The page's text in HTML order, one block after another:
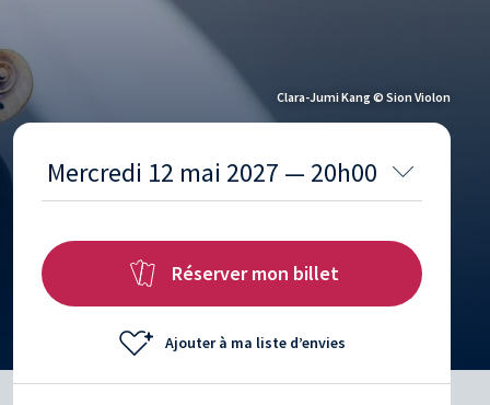
Clara-Jumi Kang © Sion Violon
Réserver mon billet
Ajouter à ma liste d’envies